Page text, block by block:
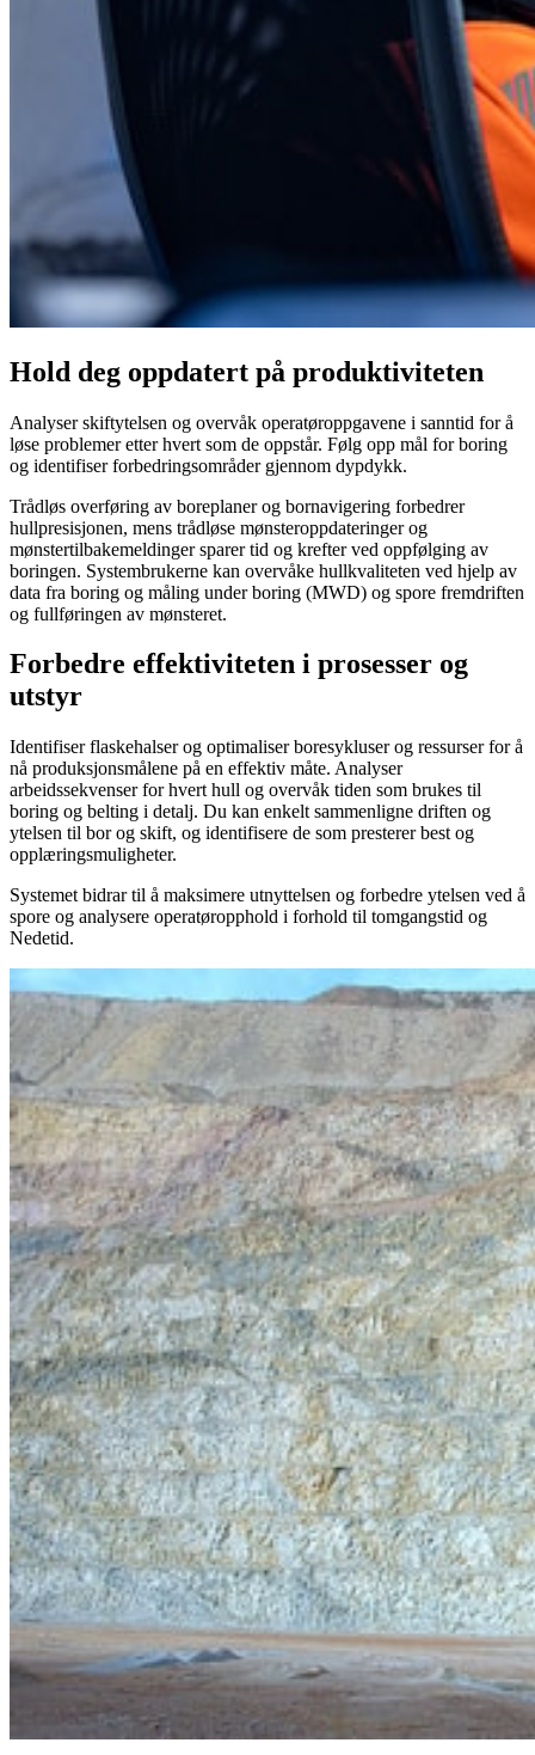
Hold deg oppdatert på produktiviteten
Analyser skiftytelsen og overvåk operatøroppgavene i sanntid for å
løse problemer etter hvert som de oppstår. Følg opp mål for boring
og identifiser forbedringsområder gjennom dypdykk.
Trådløs overføring av boreplaner og bornavigering forbedrer
hullpresisjonen, mens trådløse mønsteroppdateringer og
mønstertilbakemeldinger sparer tid og krefter ved oppfølging av
boringen. Systembrukerne kan overvåke hullkvaliteten ved hjelp av
data fra boring og måling under boring (MWD) og spore fremdriften
og fullføringen av mønsteret.
Forbedre effektiviteten i prosesser og
utstyr
Identifiser flaskehalser og optimaliser boresykluser og ressurser for å
nå produksjonsmålene på en effektiv måte. Analyser
arbeidssekvenser for hvert hull og overvåk tiden som brukes til
boring og belting i detalj. Du kan enkelt sammenligne driften og
ytelsen til bor og skift, og identifisere de som presterer best og
opplæringsmuligheter.
Systemet bidrar til å maksimere utnyttelsen og forbedre ytelsen ved å
spore og analysere operatøropphold i forhold til tomgangstid og
Nedetid.